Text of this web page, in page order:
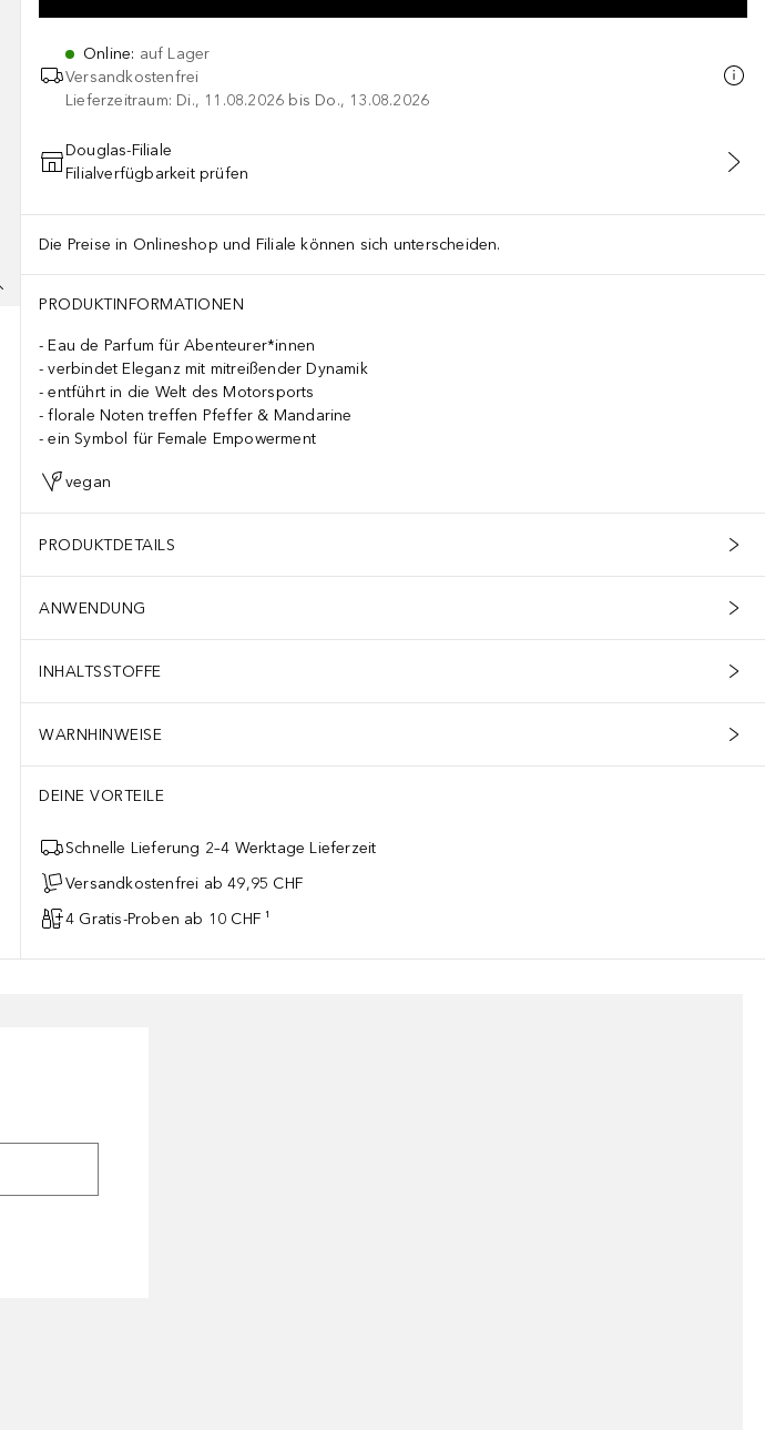
Online: auf Lager
Versandkostenfrei
Lieferzeitraum: Di., 11.08.2026 bis Do., 13.08.2026
Douglas-Filiale
Filialverfügbarkeit prüfen
Die Preise in Onlineshop und Filiale können sich unterscheiden.
PRODUKTINFORMATIONEN
Eau de Parfum für Abenteurer*innen
verbindet Eleganz mit mitreißender Dynamik
entführt in die Welt des Motorsports
florale Noten treffen Pfeffer & Mandarine
ein Symbol für Female Empowerment
vegan
PRODUKTDETAILS
ANWENDUNG
INHALTSSTOFFE
WARNHINWEISE
DEINE VORTEILE
Schnelle Lieferung 2–4 Werktage Lieferzeit
Versandkostenfrei ab 49,95 CHF
4 Gratis-Proben ab 10 CHF ¹